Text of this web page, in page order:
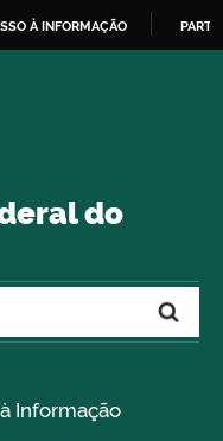
À INFORMAÇÃO
do
Informação